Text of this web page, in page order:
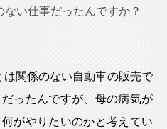
い仕事だったんですか？
は関係のない自動車の販売で
ったんですが、母の病気が
がやりたいのかと考えてい